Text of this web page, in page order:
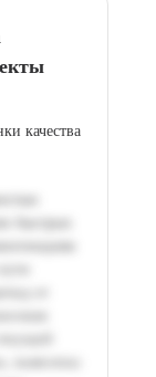
качества